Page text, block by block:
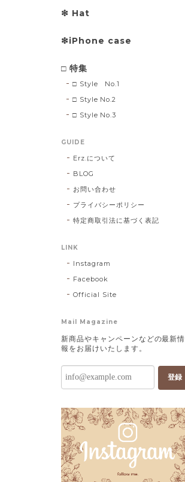
❇︎ Hat
❇︎iPhone case
□ 特集
□ Style No.1
□ Style No.2
□ Style No.3
GUIDE
Erz.について
BLOG
お問い合わせ
プライバシーポリシー
特定商取引法に基づく表記
LINK
Instagram
Facebook
Official Site
Mail Magazine
新商品やキャンペーンなどの最新情
報をお届けいたします。
登録